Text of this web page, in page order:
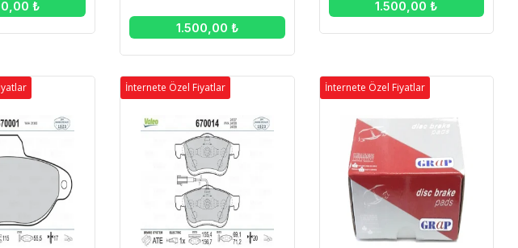
₺
1.500,00 ₺
1.500,00 ₺
İnternete Özel Fiyatlar İnternete Özel Fiyatlar